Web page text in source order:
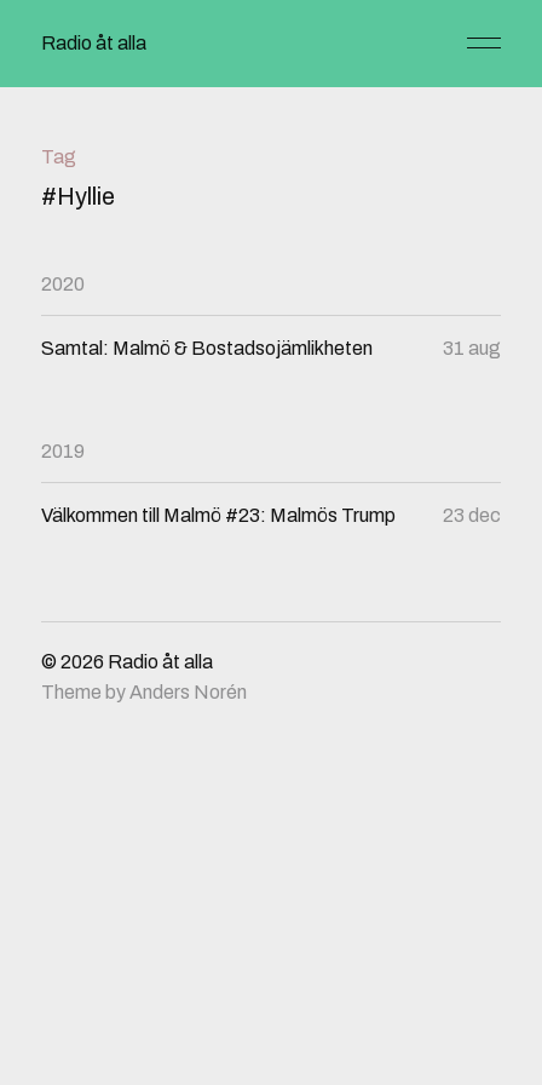
Radio åt alla
Tag
#Hyllie
2020
Samtal: Malmö & Bostadsojämlikheten 31 aug
2019
Välkommen till Malmö #23: Malmös Trump 23 dec
© 2026 Radio åt alla
Theme byAnders Norén